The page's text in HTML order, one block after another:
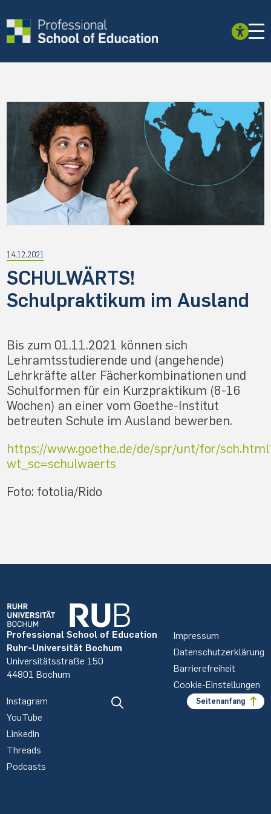
14.12.2021
SCHULWÄRTS!
Schulpraktikum im Ausland
Bis zum 01.11.2021 können sich
Lehramtsstudierende und (angehende)
Lehrkräfte aller Fächerkombinationen und
Schulformen für ein Kurzpraktikum (8-16
Wochen) an einer vom Goethe-Institut
betreuten Schule im Ausland bewerben.
https://www.goethe.de/de/spr/unt/for/
wt_sc=schulwaerts
Foto: fotolia/Rido
Professional School of Education
Ruhr-Universität Bochum
Universitätsstraße 150
44801 Bochum
Impressum
Datenschutzerklärung
Barrierefreiheit
Cookie-Einstellungen
Instagram
YouTube
LinkedIn
Threads
Podcasts
Seitenanfang